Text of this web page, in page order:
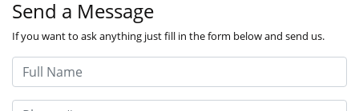
Send a Message
If you want to ask anything just fill in the form below and send us.